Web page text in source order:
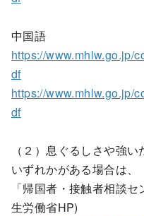
中国語
https://www.mhlw.go.jp/
df
https://www.mhlw.go.jp/
df
（２）息ぐるしさや強
いずれかがある場合は、
「帰国者・接触者相談
生労働省HP)